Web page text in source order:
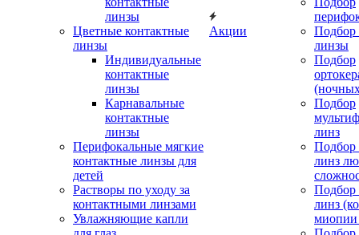
линзы
Цветные контактные
линзы
Индивидуальные
контактные
линзы
Карнавальные
контактные
линзы
Перифокальные мягкие
контактные линзы для
детей
Растворы по уходу за
контактными линзами
Увлажняющие капли
Акции
Подбор
линзы
Подбор
Подбор
линз
Подбор
линз
Подбор
линз
миопии